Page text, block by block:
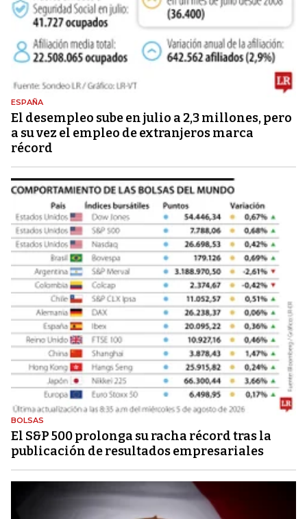
ESPAÑA
El desempleo sube en julio a 2,3 millones, pero
a su vez el empleo de extranjeros marca
récord
BOLSAS
El S&P 500 prolonga su racha récord tras la
publicación de resultados empresariales